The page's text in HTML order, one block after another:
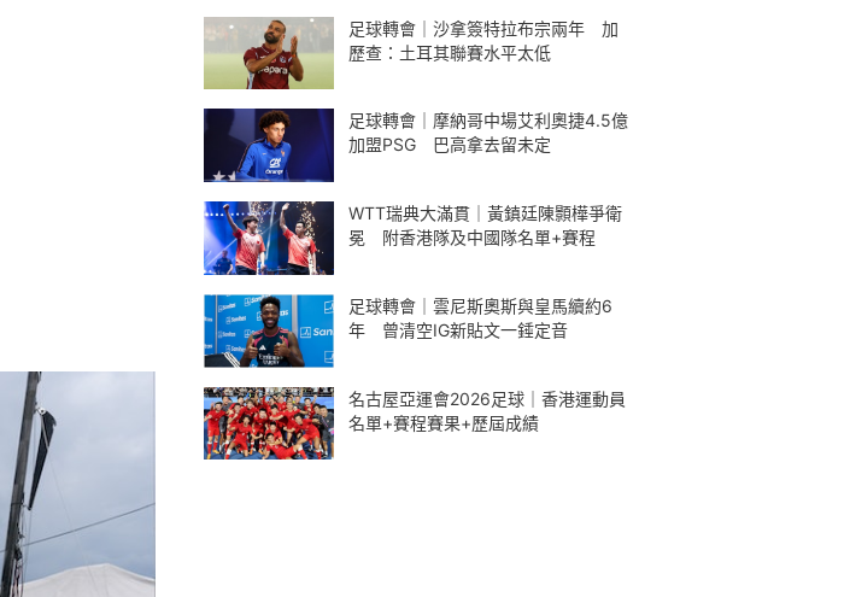
足球轉會｜沙拿簽特拉布宗兩年 加
歷查：土耳其聯賽水平太低
足球轉會｜摩納哥中場艾利奧捷4.5億
加盟PSG 巴高拿去留未定
WTT瑞典大滿貫｜黃鎮廷陳顥樺爭衛
冕 附香港隊及中國隊名單+賽程
足球轉會｜雲尼斯奧斯與皇馬續約6
年 曾清空IG新貼文一錘定音
名古屋亞運會2026足球｜香港運動員
名單+賽程賽果+歷屆成績